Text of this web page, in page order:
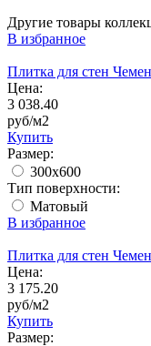
Другие товары
В избранное
Плитка для стен
Цена:
3 038.40
руб/м2
Купить
Размер:
300x600
Тип поверхности:
Матовый
В избранное
Плитка для стен
Цена:
3 175.20
руб/м2
Купить
Размер: